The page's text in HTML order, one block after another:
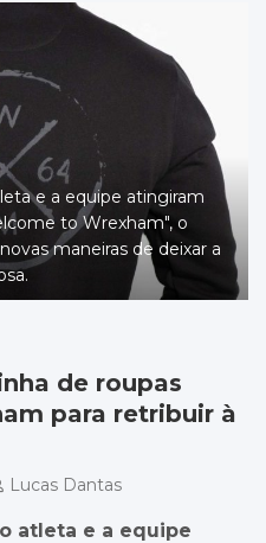
e a equipe atingiram
to Wrexham", o
maneiras de deixar a
de roupas
para retribuir à
Lucas Dantas
atleta e a equipe